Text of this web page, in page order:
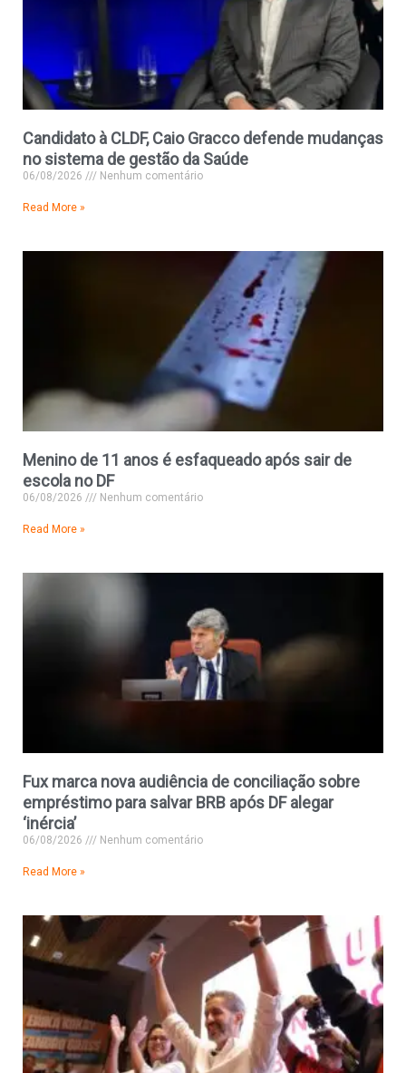
Candidato à CLDF, Caio Gracco defende mudanças
no sistema de gestão da Saúde
06/08/2026 Nenhum comentário
Read More »
Menino de 11 anos é esfaqueado após sair de
escola no DF
06/08/2026 Nenhum comentário
Read More »
Fux marca nova audiência de conciliação sobre
empréstimo para salvar BRB após DF alegar
‘inércia’
06/08/2026 Nenhum comentário
Read More »